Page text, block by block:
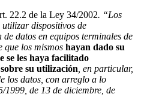
22.2 de la Ley 34/2002. “Los
utilizar dispositivos de
datos en equipos terminales de
que los mismos hayan dado su
se les haya facilitado
su utilización , en particular,
los datos, con arreglo a lo
1999, de 13 de diciembre, de